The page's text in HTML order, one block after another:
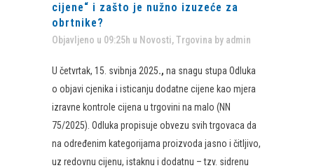
cijene“ i zašto je nužno izuzeće za
obrtnike?
Objavljeno u 09:25h u Novosti,Trgovina by admin
U četvrtak, 15. svibnja 2025., na snagu stupa Odluka
o objavi cjenika i isticanju dodatne cijene kao mjera
izravne kontrole cijena u trgovini na malo (NN
75/2025). Odluka propisuje obvezu svih trgovaca da
na određenim kategorijama proizvoda jasno i čitljivo,
uz redovnu cijenu, istaknu i dodatnu – tzv. sidrenu